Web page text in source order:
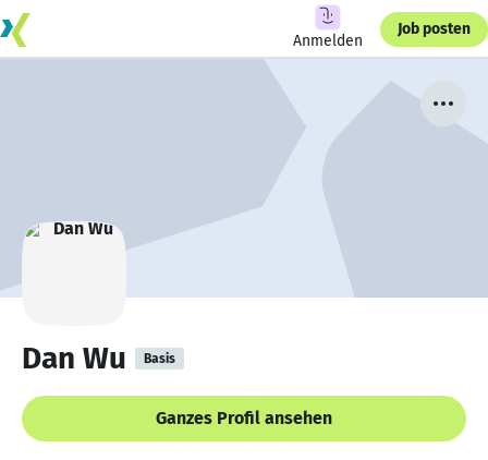
Anmelden
Job posten
Dan Wu Basis
Ganzes Profil ansehen